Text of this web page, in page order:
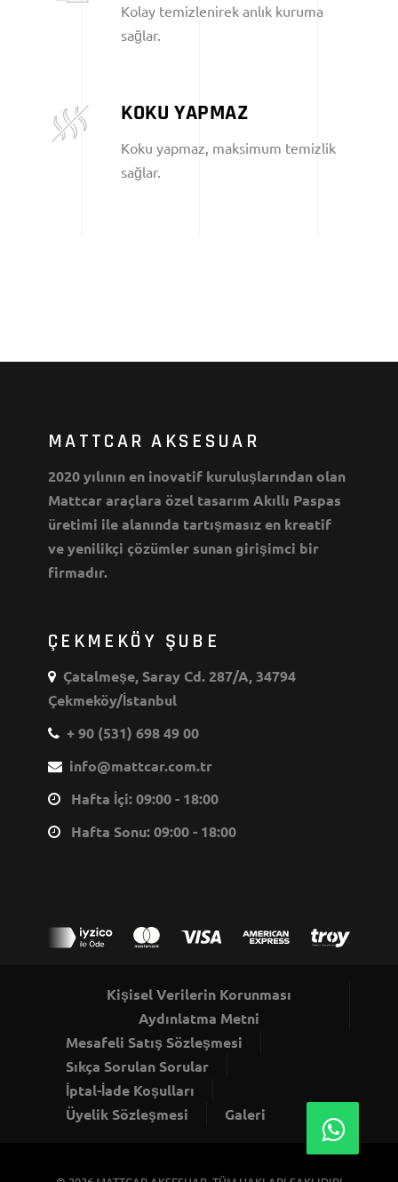
Kolay temizlenirek anlık kuruma
sağlar.
KOKU YAPMAZ
Koku yapmaz, maksimum temizlik
sağlar.
MATTCAR AKSESUAR
2020 yılının en inovatif kuruluşlarından olan
Mattcar araçlara özel tasarım Akıllı Paspas
üretimi ile alanında tartışmasız en kreatif
ve yenilikçi çözümler sunan girişimci bir
firmadır.
ÇEKMEKÖY ŞUBE
Çatalmeşe, Saray Cd. 287/A, 34794
Çekmeköy/İstanbul
+ 90 (531) 698 49 00
info@mattcar.com.tr
Hafta İçi: 09:00 - 18:00
Hafta Sonu: 09:00 - 18:00
Kişisel Verilerin Korunması
Aydınlatma Metni
Mesafeli Satış Sözleşmesi
Sıkça Sorulan Sorular
İptal-İade Koşulları
Üyelik Sözleşmesi
Galeri